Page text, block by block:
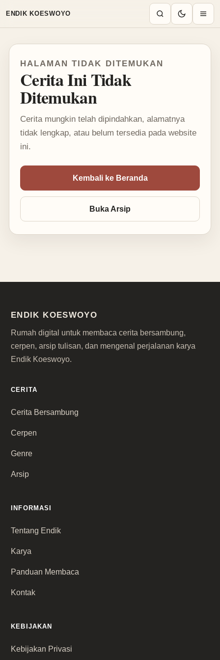
ENDIK KOESWOYO
HALAMAN TIDAK DITEMUKAN
Cerita Ini Tidak
Ditemukan
Cerita mungkin telah dipindahkan, alamatnya
tidak lengkap, atau belum tersedia pada website
ini.
Kembali ke Beranda
Buka Arsip
ENDIK KOESWOYO
Rumah digital untuk membaca cerita bersambung,
cerpen, arsip tulisan, dan mengenal perjalanan karya
Endik Koeswoyo.
CERITA
Cerita Bersambung
Cerpen
Genre
Arsip
INFORMASI
Tentang Endik
Karya
Panduan Membaca
Kontak
KEBIJAKAN
Kebijakan Privasi